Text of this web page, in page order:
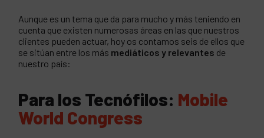
Aunque es un tema que da para mucho y más teniendo en
cuenta que existen numerosas áreas en las que nuestros
clientes pueden actuar, hoy os contamos seis de ellos que
se sitúan entre los más mediáticos y relevantes de
nuestro país:
Para los Tecnófilos: Mobile
World Congress